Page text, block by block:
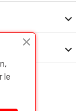


le